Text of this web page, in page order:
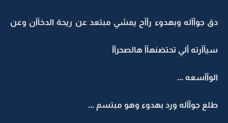
دق جوآآله وبهدوء رآآح يمشي مبتعد عن ريحة الدخآآن وعن
سيآآرته ألي تحتضنهآآ هالصحرآآ
الوآآسعه ...
طلع جوآآله ورد بهدوء وهو مبتسم ...